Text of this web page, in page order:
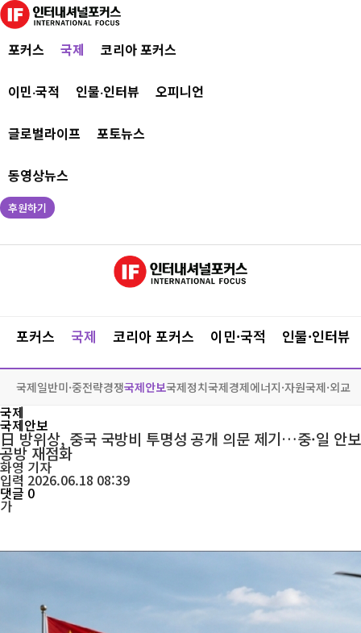
포커스 국제 코리아 포커스
이민·국적 인물·인터뷰 오피니언
글로벌라이프 포토뉴스
동영상뉴스
후원하기
포커스 국제 코리아 포커스 이민·국적 인물·인터뷰
국제일반미·중전략경쟁국제안보국제정치국제경제에너지·자원국제·외교
국제
국제안보
日 방위상, 중국 국방비 투명성 공개 의문 제기…중·일 안보
공방 재점화
화영 기자
입력 2026.06.18 08:39
댓글 0
가